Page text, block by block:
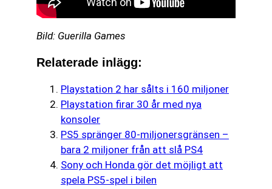
Bild: Guerilla Games
Relaterade inlägg:
Playstation 2 har sålts i 160 miljoner
Playstation firar 30 år med nya
konsoler
PS5 spränger 80-miljonersgränsen –
bara 2 miljoner från att slå PS4
Sony och Honda gör det möjligt att
spela PS5-spel i bilen